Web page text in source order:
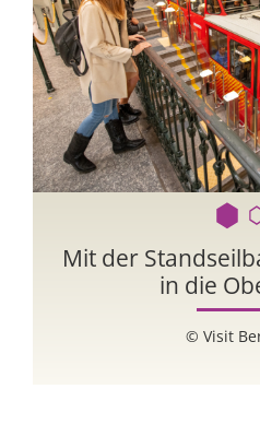
Mit der
in die
© Visit